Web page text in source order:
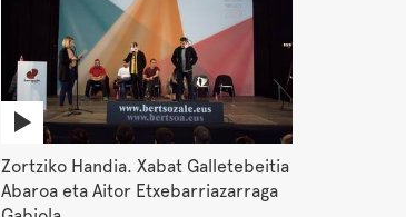
Zortziko Handia. Xabat Galletebeitia
Abaroa eta Aitor Etxebarriazarraga